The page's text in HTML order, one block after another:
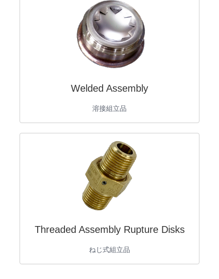
Welded Assembly
溶接組立品
Threaded Assembly Rupture Disks
ねじ式組立品